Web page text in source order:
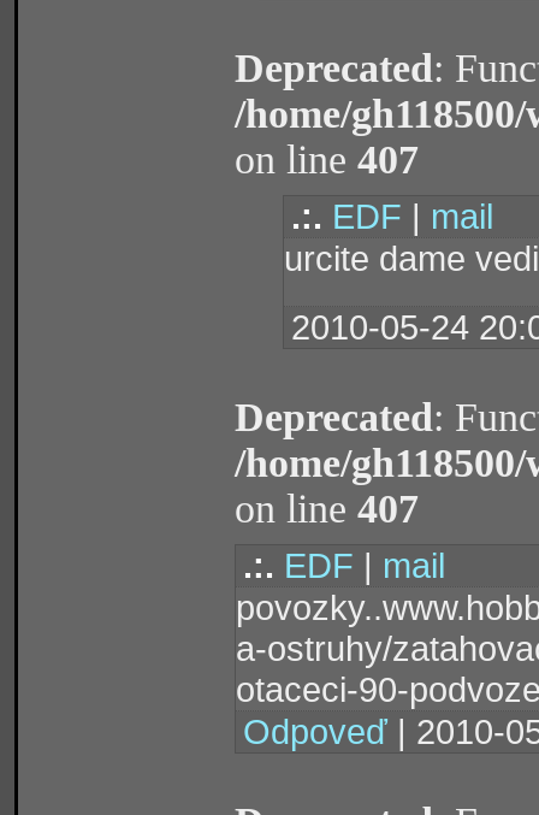
Deprecated:
/home/
on line 407
.:. EDF | mail
urcite dame
2010-05-24
Deprecated:
/home/
on line 407
.:. EDF | mail
a-ostruhy/
otaceci-90-
Odpoveď | 2010-